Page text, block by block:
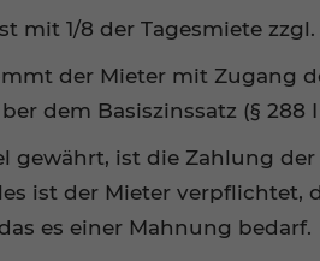
mit 1/8 der Tagesmiete
der Mieter mit Zugang
dem Basiszinssatz (§ 288
gewährt, ist die Zahlung
ist der Mieter verpflichtet,
es einer Mahnung bedarf.